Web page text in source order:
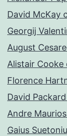
David McKay
Georgij
August
Alistair Cooke
Florence
David
Andre
Gaius